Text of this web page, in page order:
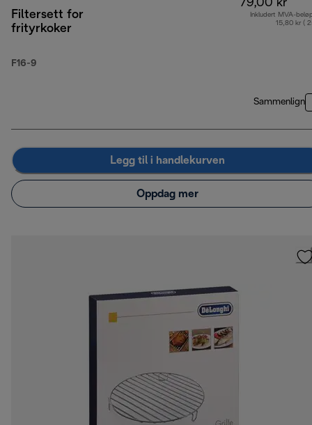
Filtersett for
frityrkoker
F16-9
79,00 kr
Inkludert MVA-
15,80 kr (
Sammenlign
Legg til i handlekurven
Oppdag mer